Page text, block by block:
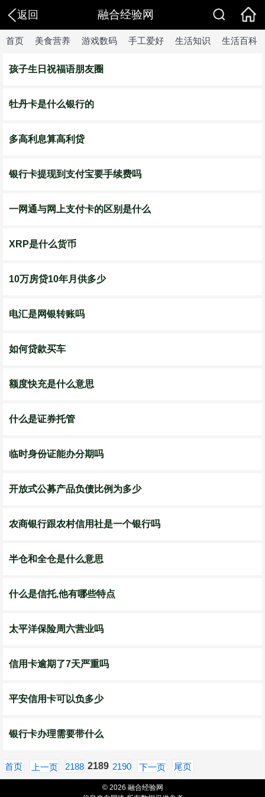
返回 融合经验网
首页 美食营养 游戏数码 手工爱好 生活知识 生活百科
孩子生日祝福语朋友圈
牡丹卡是什么银行的
多高利息算高利贷
银行卡提现到支付宝要手续费吗
一网通与网上支付卡的区别是什么
XRP是什么货币
10万房贷10年月供多少
电汇是网银转账吗
如何贷款买车
额度快充是什么意思
什么是证券托管
临时身份证能办分期吗
开放式公募产品负债比例为多少
农商银行跟农村信用社是一个银行吗
半仓和全仓是什么意思
什么是信托,他有哪些特点
太平洋保险周六营业吗
信用卡逾期了7天严重吗
平安信用卡可以负多少
银行卡办理需要带什么
首页 上一页 2188 2189 2190 下一页 尾页
© 2026 融合经验网